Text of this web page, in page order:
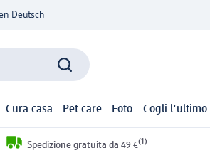
Deutsch
Cura casa Pet care Foto Cogli l'ultimo
Spedizione gratuita da 49 €(1)